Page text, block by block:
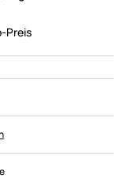
Preis